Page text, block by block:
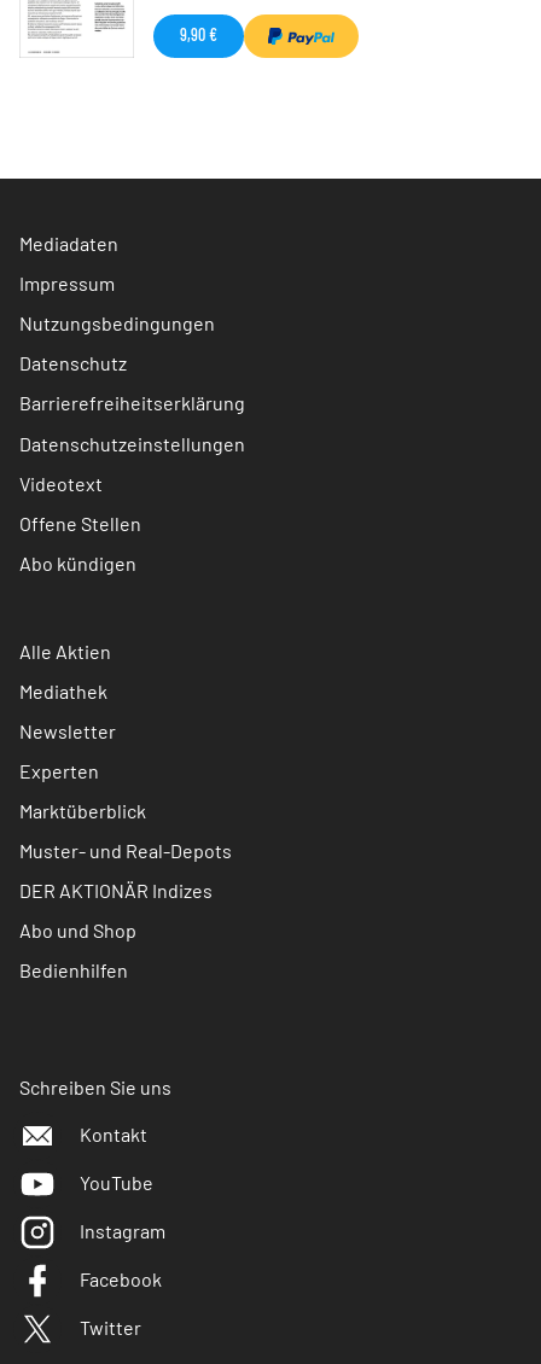
9,90 €
Mediadaten
Impressum
Nutzungsbedingungen
Datenschutz
Barrierefreiheitserklärung
Datenschutzeinstellungen
Videotext
Offene Stellen
Abo kündigen
Alle Aktien
Mediathek
Newsletter
Experten
Marktüberblick
Muster- und Real-Depots
DER AKTIONÄR Indizes
Abo und Shop
Bedienhilfen
Schreiben Sie uns
Kontakt
YouTube
Instagram
Facebook
Twitter